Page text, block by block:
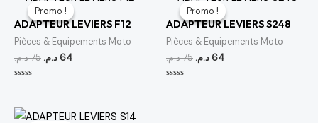
Promo !
Promo !
ADAPTEUR LEVIERS F12
Pièces & Equipements Moto
75د.م.
initial
était :
75 د.م..
64 د.م.
actuel
est :
64 د.م..
5
Promo !
Promo !
ADAPTEUR LEVIERS S248
Pièces & Equipements Moto
75د.م.
initial
était :
75 د.م..
64 د.م.
actuel
est :
64 د.م..
Le
Le